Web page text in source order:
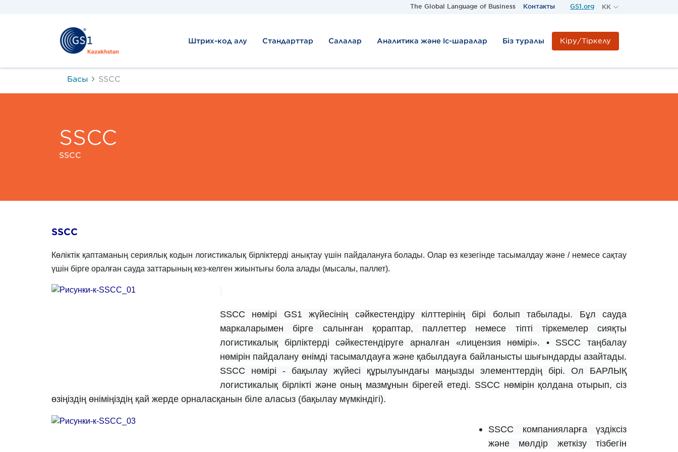
The Global Language of Business Контакты GS1.org
KK
Штрих-код алу Стандарттар Салалар Аналитика және Іс-шаралар Біз туралы Кіру/Тіркелу
Басы SSCC
SSCC
SSCC
SSCC
Көліктік қаптаманың сериялық кодын логистикалық бірліктерді анықтау үшін пайдалануға болады. Олар өз кезегінде тасымалдау және / немесе сақтау
үшін бірге оралған сауда заттарының кез-келген жиынтығы бола алады (мысалы, паллет).
SSCC нөмірі GS1 жүйесінің сәйкестендіру кілттерінің бірі болып табылады. Бұл сауда
маркаларымен бірге салынған қораптар, паллеттер немесе тіпті тіркемелер сияқты
логистикалық бірліктерді сәйкестендіруге арналған «лицензия нөмірі». • SSCC таңбалау
нөмірін пайдалану өнімді тасымалдауға және қабылдауға байланысты шығындарды азайтады.
SSCC нөмірі - бақылау жүйесі құрылуындағы маңызды элементтердің бірі. Ол БАРЛЫҚ
логистикалық бірлікті және оның мазмұнын бірегей етеді. SSCC нөмірін қолдана отырып, сіз
өзіңіздің өніміңіздің қай жерде орналасқанын біле аласыз (бақылау мүмкіндігі).
SSCC компанияларға үздіксіз
және мөлдір жеткізу тізбегін